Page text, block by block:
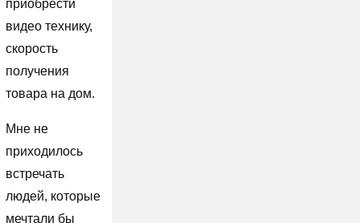
приобрести
видео технику,
скорость
получения
товара на дом.
Мне не
приходилось
встречать
людей, которые
мечтали бы